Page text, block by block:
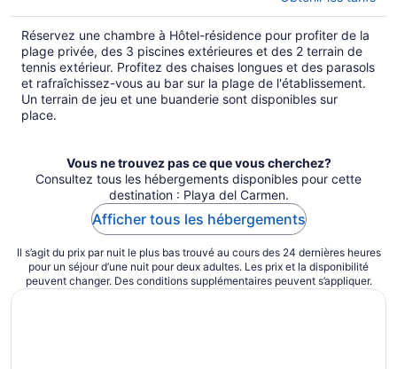
Réservez une chambre à Hôtel-résidence pour profiter de la
plage privée, des 3 piscines extérieures et des 2 terrain de
tennis extérieur. Profitez des chaises longues et des parasols
et rafraîchissez-vous au bar sur la plage de l'établissement.
Un terrain de jeu et une buanderie sont disponibles sur
place.
Vous ne trouvez pas ce que vous cherchez?
Consultez tous les hébergements disponibles pour cette
destination : Playa del Carmen.
Afficher tous les hébergements
Il s’agit du prix par nuit le plus bas trouvé au cours des 24 dernières heures
pour un séjour d’une nuit pour deux adultes. Les prix et la disponibilité
peuvent changer. Des conditions supplémentaires peuvent s’appliquer.